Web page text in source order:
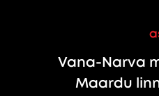
Vana-Narva
Maardu linn,